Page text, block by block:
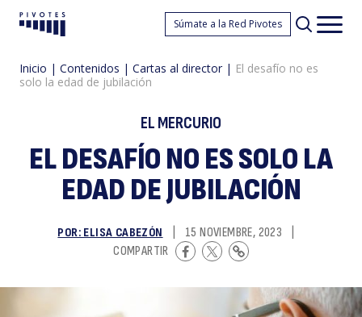
El
Pivotes Súmate a la Red Pivotes
Inicio | Contenidos | Cartas al director | El desafío no es
solo la edad de jubilación
EL MERCURIO
EL DESAFÍO NO ES SOLO LA
EDAD DE JUBILACIÓN
POR: ELISA CABEZÓN 15 NOVIEMBRE, 2023
COMPARTIR